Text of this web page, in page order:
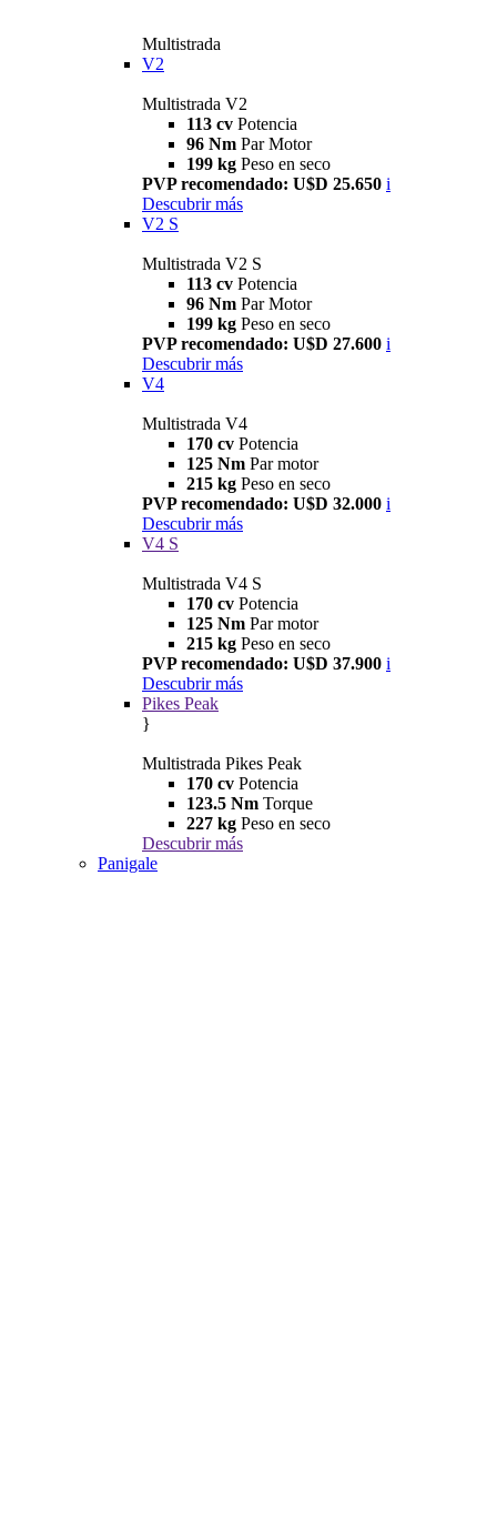
Multistrada
V2
Multistrada V2
113 cv Potencia
96 Nm Par Motor
199 kg Peso en seco
PVP recomendado: U$D 25.650 i
Descubrir más
V2 S
Multistrada V2 S
113 cv Potencia
96 Nm Par Motor
199 kg Peso en seco
PVP recomendado: U$D 27.600 i
Descubrir más
V4
Multistrada V4
170 cv Potencia
125 Nm Par motor
215 kg Peso en seco
PVP recomendado: U$D 32.000 i
Descubrir más
V4 S
Multistrada V4 S
170 cv Potencia
125 Nm Par motor
215 kg Peso en seco
PVP recomendado: U$D 37.900 i
Descubrir más
Pikes Peak
}
Multistrada Pikes Peak
170 cv Potencia
123.5 Nm Torque
227 kg Peso en seco
Descubrir más
Panigale